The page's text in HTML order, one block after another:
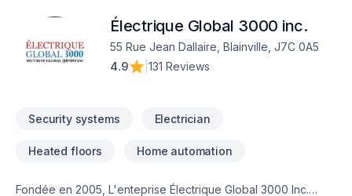
Électrique Global 3000 inc.
55 Rue Jean Dallaire, Blainville, J7C 0A5
4.9
131 Reviews
Security systems Electrician
Heated floors Home automation
Fondée en 2005, L'enteprise Électrique Global 3000 Inc.